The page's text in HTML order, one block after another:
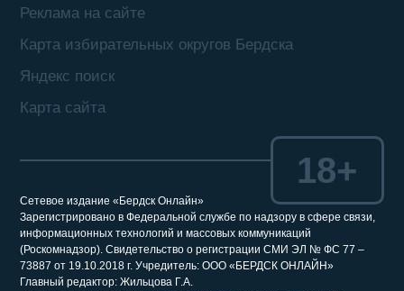
Реклама на сайте
Карта избирательных округов Бердска
Яндекс поиск
Карта сайта
Сетевое издание «Бердск Онлайн»
Зарегистрировано в Федеральной службе по надзору в сфере связи,
информационных технологий и массовых коммуникаций
(Роскомнадзор). Свидетельство о регистрации СМИ ЭЛ № ФС 77 –
73887 от 19.10.2018 г. Учредитель: ООО «БЕРДСК ОНЛАЙН»
Главный редактор: Жильцова Г.А.
18+